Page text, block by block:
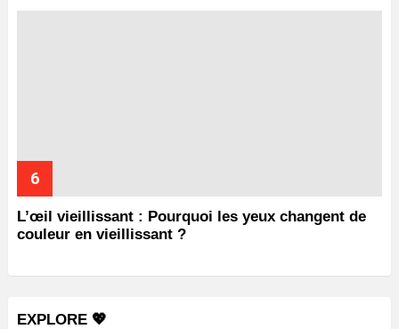
L’œil vieillissant : Pourquoi les yeux changent de
couleur en vieillissant ?
EXPLORE 💖